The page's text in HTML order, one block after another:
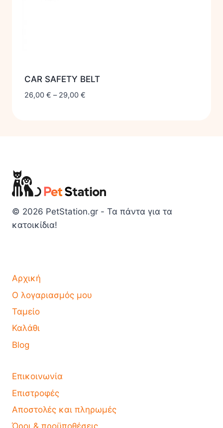
CAR SAFETY BELT
26,00 € – 29,00 €
© 2026 PetStation.gr - Τα πάντα για τα
κατοικίδια!
Αρχική
Ο λογαριασμός μου
Ταμείο
Καλάθι
Blog
Επικοινωνία
Επιστροφές
Αποστολές και πληρωμές